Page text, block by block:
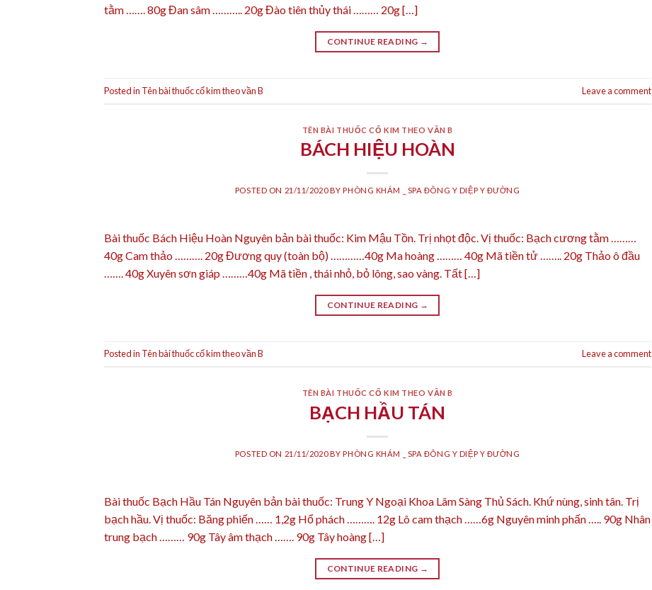
tằm ……. 80g Đan sâm ……….. 20g Đào tiên thủy thái ……… 20g […]
CONTINUE READING →
Posted in Tên bài thuốc cổ kim theo vần B Leave a comment
TÊN BÀI THUỐC CỔ KIM THEO VẦN B
BÁCH HIỆU HOÀN
POSTED ON 21/11/2020BYPHÒNG KHÁM _ SPA ĐÔNG Y DIỆP Y ĐƯỜNG
Bài thuốc Bách Hiệu Hoàn Nguyên bản bài thuốc: Kim Mậu Tồn. Trị nhọt độc. Vị thuốc: Bạch cương tằm ………
40g Cam thảo ………. 20g Đương quy (toàn bộ) …………40g Ma hoàng ……… 40g Mã tiền tử …….. 20g Thảo ô đầu
……. 40g Xuyên sơn giáp ………40g Mã tiền , thái nhỏ, bỏ lông, sao vàng. Tất […]
CONTINUE READING →
Posted in Tên bài thuốc cổ kim theo vần B Leave a comment
TÊN BÀI THUỐC CỔ KIM THEO VẦN B
BẠCH HẦU TÁN
POSTED ON 21/11/2020BYPHÒNG KHÁM _ SPA ĐÔNG Y DIỆP Y ĐƯỜNG
Bài thuốc Bạch Hầu Tán Nguyên bản bài thuốc: Trung Y Ngoại Khoa Lâm Sàng Thủ Sách. Khứ nùng, sinh tân. Trị
bạch hầu. Vị thuốc: Băng phiến …… 1,2g Hổ phách ………. 12g Lô cam thạch ……6g Nguyên minh phấn ….. 90g Nhân
trung bạch ……… 90g Tây âm thạch ……. 90g Tây hoàng […]
CONTINUE READING →